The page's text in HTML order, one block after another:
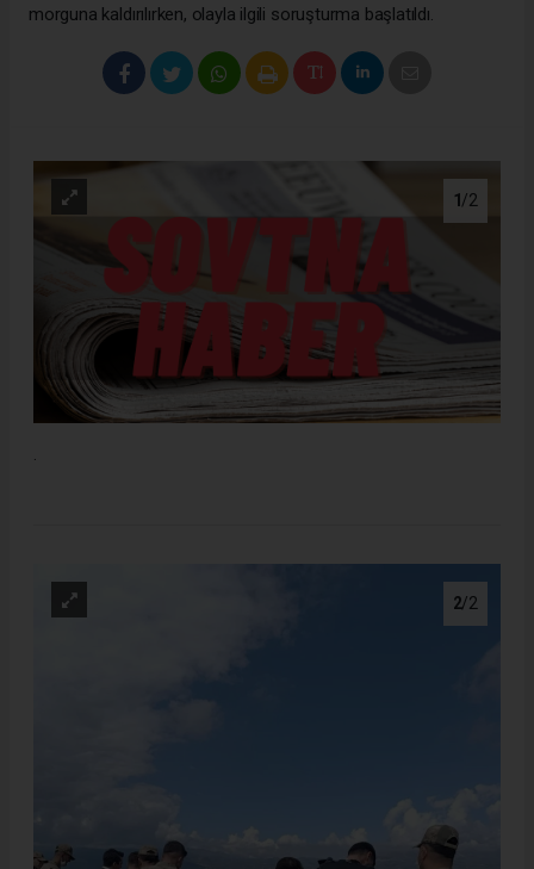
morguna kaldırılırken, olayla ilgili soruşturma başlatıldı.
1 /2
2/2